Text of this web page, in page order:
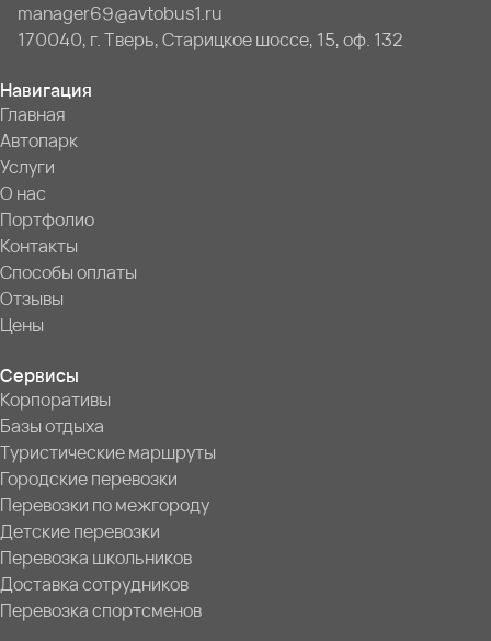
manager69@avtobus1.ru
170040, г. Тверь, Старицкое шоссе, 15, оф. 132
Навигация
Главная
Автопарк
Услуги
О нас
Портфолио
Контакты
Способы оплаты
Отзывы
Цены
Сервисы
Корпоративы
Базы отдыха
Туристические маршруты
Городские перевозки
Перевозки по межгороду
Детские перевозки
Перевозка школьников
Доставка сотрудников
Перевозка спортсменов